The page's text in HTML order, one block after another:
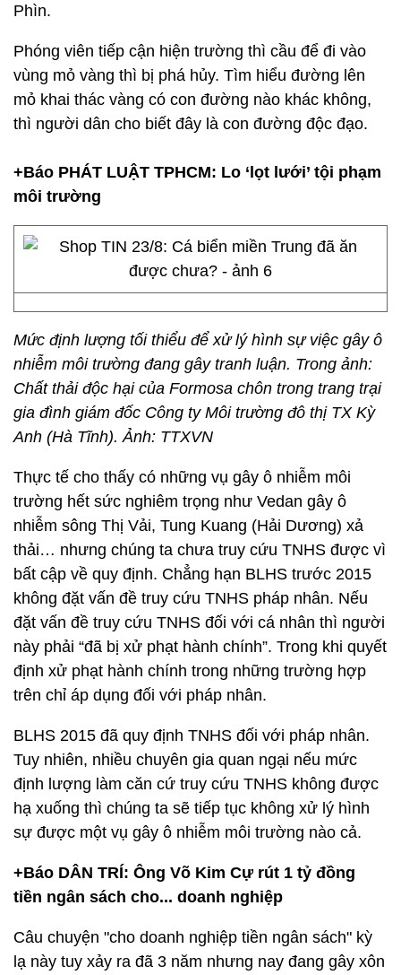
Phìn.
Phóng viên tiếp cận hiện trường thì cầu để đi vào
vùng mỏ vàng thì bị phá hủy. Tìm hiểu đường lên
mỏ khai thác vàng có con đường nào khác không,
thì người dân cho biết đây là con đường độc đạo.
+Báo PHÁT LUẬT TPHCM: Lo ‘lọt lưới’ tội phạm
môi trường
Mức định lượng tối thiểu để xử lý hình sự việc gây ô
nhiễm môi trường đang gây tranh luận. Trong ảnh:
Chất thải độc hại của Formosa chôn trong trang trại
gia đình giám đốc Công ty Môi trường đô thị TX Kỳ
Anh (Hà Tĩnh). Ảnh: TTXVN
Thực tế cho thấy có những vụ gây ô nhiễm môi
trường hết sức nghiêm trọng như Vedan gây ô
nhiễm sông Thị Vải, Tung Kuang (Hải Dương) xả
thải… nhưng chúng ta chưa truy cứu TNHS được vì
bất cập về quy định. Chẳng hạn BLHS trước 2015
không đặt vấn đề truy cứu TNHS pháp nhân. Nếu
đặt vấn đề truy cứu TNHS đối với cá nhân thì người
này phải “đã bị xử phạt hành chính”. Trong khi quyết
định xử phạt hành chính trong những trường hợp
trên chỉ áp dụng đối với pháp nhân.
BLHS 2015 đã quy định TNHS đối với pháp nhân.
Tuy nhiên, nhiều chuyên gia quan ngại nếu mức
định lượng làm căn cứ truy cứu TNHS không được
hạ xuống thì chúng ta sẽ tiếp tục không xử lý hình
sự được một vụ gây ô nhiễm môi trường nào cả.
+Báo DÂN TRÍ: Ông Võ Kim Cự rút 1 tỷ đồng
tiền ngân sách cho... doanh nghiệp
Câu chuyện "cho doanh nghiệp tiền ngân sách" kỳ
lạ này tuy xảy ra đã 3 năm nhưng nay đang gây xôn